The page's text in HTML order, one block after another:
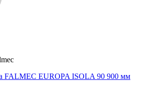
FALMEC EUROPA ISOLA 90 900 мм